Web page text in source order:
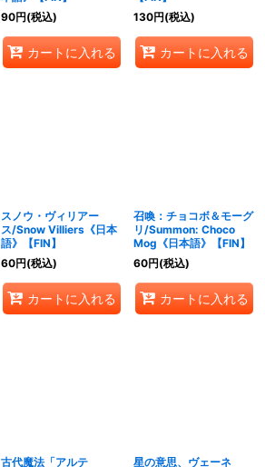
90円(税込)
カートに入れる
130円(税込)
カートに入れる
スノウ・ヴィリアー
ス/Snow Villiers《日本
語》【FIN】
60円(税込)
カートに入れる
召喚：チョコボ＆モーグ
リ/Summon: Choco
Mog《日本語》【FIN】
60円(税込)
カートに入れる
古代魔法「アルテ 星の意思、ヴェーネ